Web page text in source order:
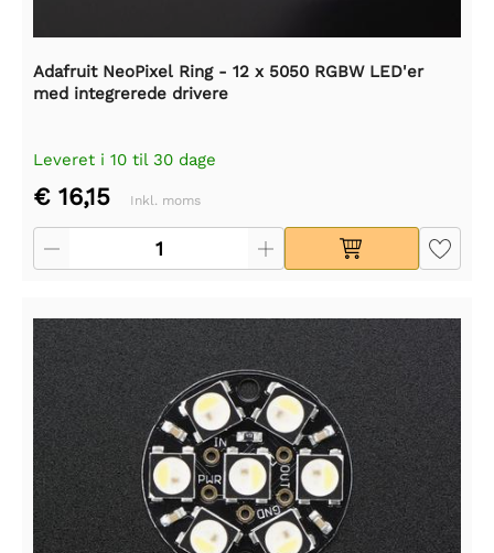
Adafruit NeoPixel Ring - 12 x 5050 RGBW LED'er
med integrerede drivere
Leveret i 10 til 30 dage
€ 16,15 Inkl. moms